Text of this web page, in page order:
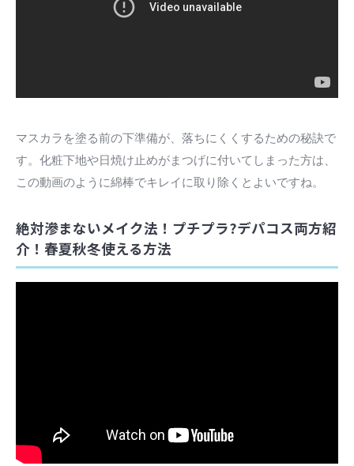
マスカラを塗る前の下準備が、落ちにくくするための秘訣で
す。化粧下地や日焼け止めがまつげに付いてしまった方は、
この動画のように綿棒でキレイに取り除くとよいですね。
絶対滲まないメイク法！プチプラ?デパコス両方紹
介！春夏秋冬使える方法